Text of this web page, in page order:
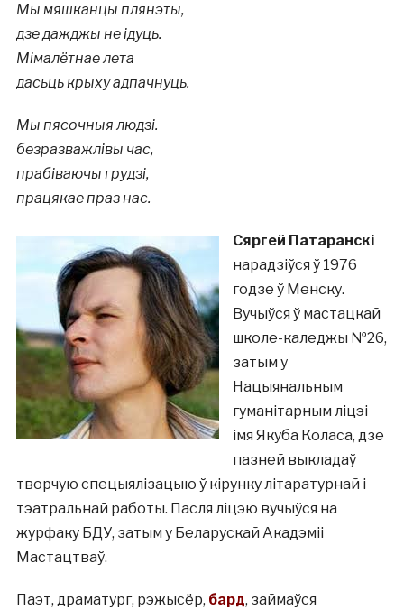
Мы мяшканцы плянэты,
дзе дажджы не ідуць.
Мімалётнае лета
дасьць крыху адпачнуць.
Мы пясочныя людзі.
безразважлівы час,
прабіваючы грудзі,
працякае праз нас.
Сяргей Патаранскі
нарадзіўся ў 1976
годзе ў Менску.
Вучыўся ў мастацкай
школе-каледжы №26,
затым у
Нацыянальным
гуманітарным ліцэі
імя Якуба Коласа, дзе
пазней выкладаў
творчую спецыялізацыю ў кірунку літаратурнай і
тэатральнай работы. Пасля ліцэю вучыўся на
журфаку БДУ, затым у Беларускай Акадэміі
Мастацтваў.
Паэт, драматург, рэжысёр, бард, займаўся